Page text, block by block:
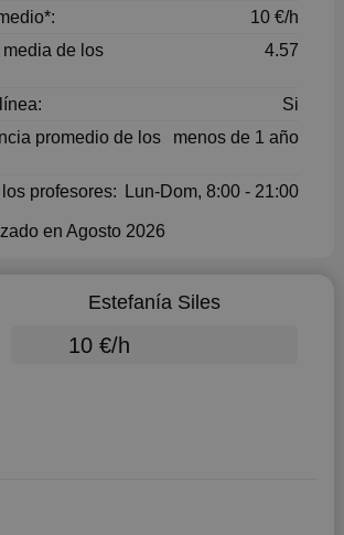
10 €/h
de los
4.57
Si
promedio de los
menos de 1 año
profesores: Lun-Dom, 8:00 - 21:00
en Agosto 2026
Estefanía Siles
10 €/h